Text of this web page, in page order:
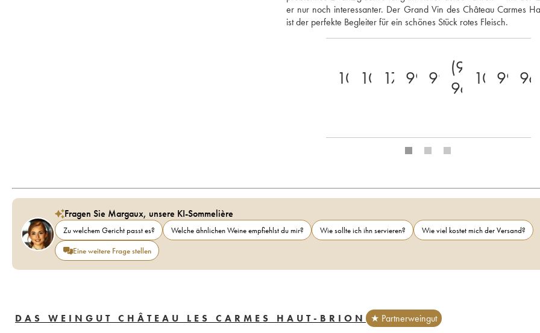
er nur noch interessanter. Der Grand Vin des Château Carmes
ist der perfekte Begleiter für ein schönes Stück rotes Fleisch.
10010017 99 99 (94-
96) 10099 96
Fragen Sie Margaux, unsere KI-Sommelière
Zu welchem Gericht passt es? Welche ähnlichen Weine empfiehlst du mir? Wie sollte ich ihn servieren?
Wie viel kostet mich der Versand?
Eine weitere Frage stellen
DAS WEINGUT CHÂTEAU LES CARMES HAUT-BRION
★ Partnerweingut